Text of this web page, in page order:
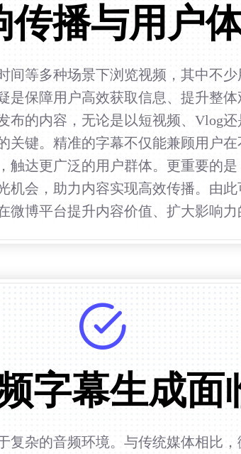
传播与用户
等多种场景下浏览视频，其中不
是保障用户高效获取信息、提升整
布的内容，无论是以短视频、Vlog
关键。精准的字幕不仅能兼顾用户
触达更广泛的用户群体。更重要的
机会，助力内容实现高效传播。由
博平台提升内容价值、扩大影响力
字幕生成面
复杂的音频环境。与传统媒体相比